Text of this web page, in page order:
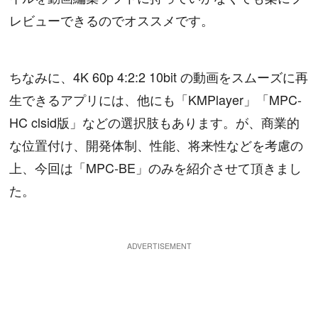
レビューできるのでオススメです。
ちなみに、4K 60p 4:2:2 10bit の動画をスムーズに再
生できるアプリには、他にも「KMPlayer」「MPC-
HC clsid版」などの選択肢もあります。が、商業的
な位置付け、開発体制、性能、将来性などを考慮の
上、今回は「MPC-BE」のみを紹介させて頂きまし
た。